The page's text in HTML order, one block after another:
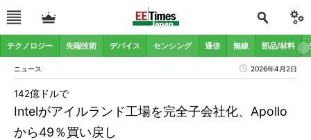
テクノロジー 先端技術 デバイス センシング 通信 無線 部品/材料
ニュース 2026年4月2日
Intelがアイルランド工場を完全子会社化、Apollo
から49％買い戻し
142億ドルで